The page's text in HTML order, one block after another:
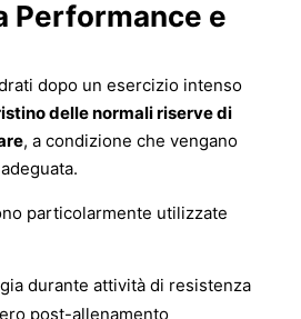
Performance e
dopo un esercizio intenso
delle normali riserve di
, a condizione che vengano
particolarmente utilizzate
durante attività di resistenza
post-allenamento